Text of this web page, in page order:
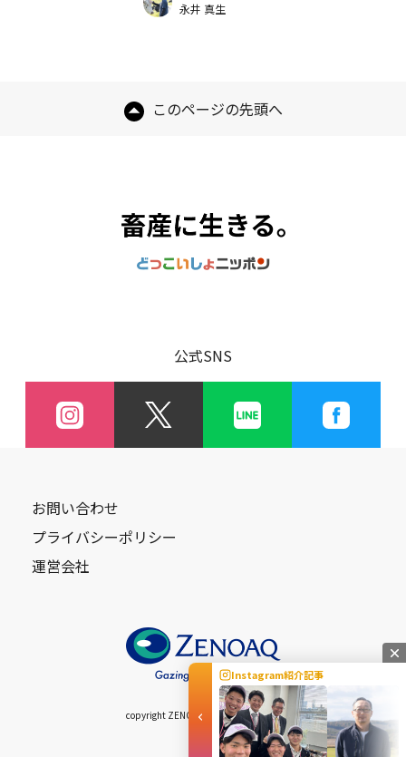
永井 真生
このページの先頭へ
公式SNS
お問い合わせ
プライバシーポリシー
運営会社
copyright ZENOAQ Allright Reserved.
Instagram紹介記事